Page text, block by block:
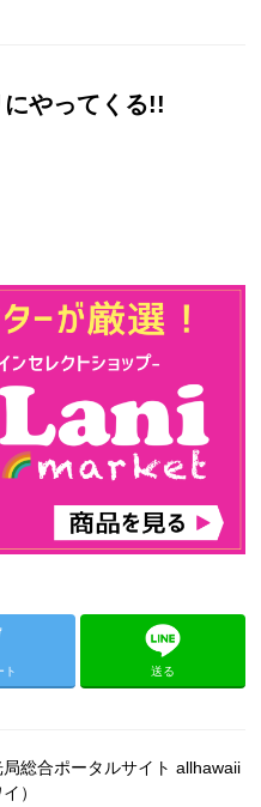
やってくる!!
ト 送る
総合ポータルサイト allhawaii
）